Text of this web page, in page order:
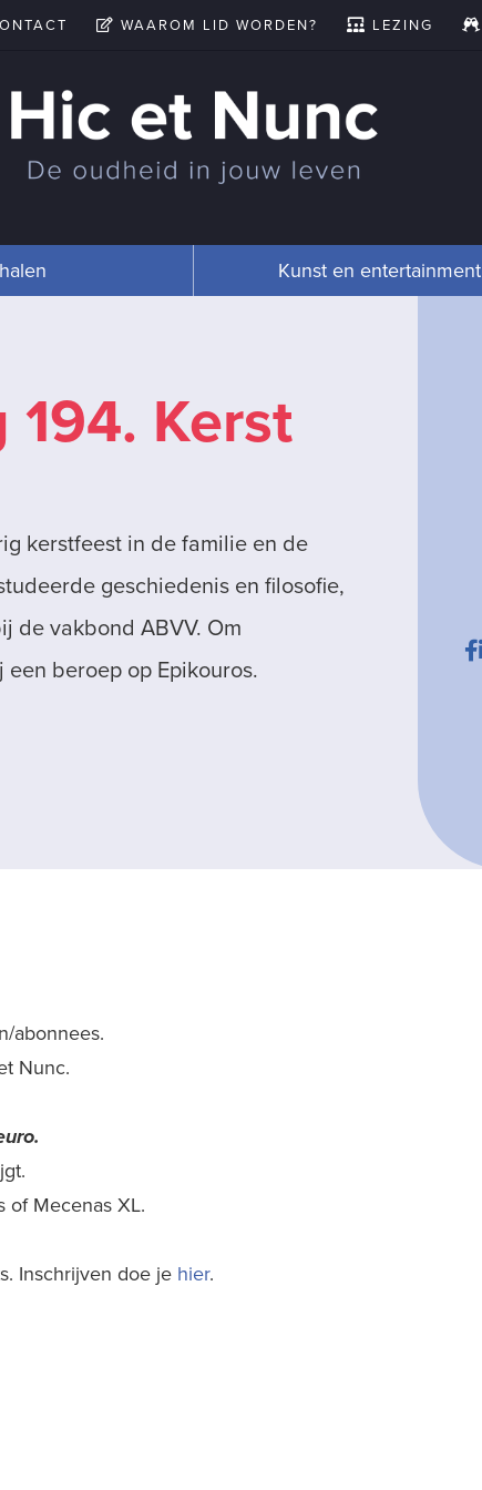
WAAROM LID WORDEN? LEZING
Kunst en entertainment
Kerst
kerstfeest in de familie en de
geschiedenis en filosofie,
de vakbond ABVV. Om
beroep op Epikouros.
abonnees.
Nunc.
of Mecenas XL.
Inschrijven doe je hier.